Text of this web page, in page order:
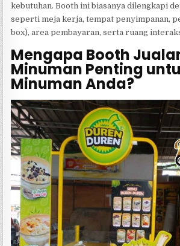
kebutuhan. Booth ini biasanya dilengkapi
seperti meja kerja, tempat penyimpanan,
box), area pembayaran, serta ruang
Mengapa Booth
Minuman Penting
Minuman Anda?